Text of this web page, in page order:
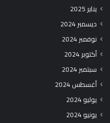
يناير 2025
ديسمبر 2024
نوفمبر 2024
أكتوبر 2024
سبتمبر 2024
أغسطس 2024
يوليو 2024
يونيو 2024